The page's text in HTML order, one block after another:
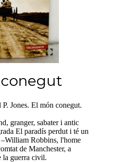
Jones. El món conegut.
granger, sabater i antic
El paradís perdut i té un
Robbins, l'home
de Manchester, a
la guerra civil.